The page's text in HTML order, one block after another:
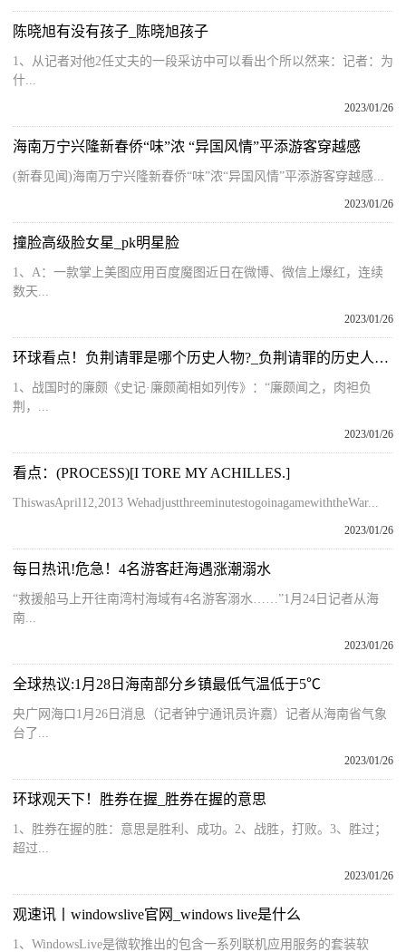
陈晓旭有没有孩子_陈晓旭孩子
1、从记者对他2任丈夫的一段采访中可以看出个所以然来：记者：为
什...
2023/01/26
海南万宁兴隆新春侨“味”浓 “异国风情”平添游客穿越感
(新春见闻)海南万宁兴隆新春侨“味”浓“异国风情”平添游客穿越感...
2023/01/26
撞脸高级脸女星_pk明星脸
1、A：一款掌上美图应用百度魔图近日在微博、微信上爆红，连续
数天...
2023/01/26
环球看点！负荆请罪是哪个历史人物?_负荆请罪的历史人物是谁
1、战国时的廉颇《史记·廉颇蔺相如列传》：“廉颇闻之，肉袒负
荆，...
2023/01/26
看点：(PROCESS)[I TORE MY ACHILLES.]
ThiswasApril12,2013 WehadjustthreeminutestogoinagamewiththeWar...
2023/01/26
每日热讯!危急！4名游客赶海遇涨潮溺水
“救援船马上开往南湾村海域有4名游客溺水……”1月24日记者从海
南...
2023/01/26
全球热议:1月28日海南部分乡镇最低气温低于5℃
央广网海口1月26日消息（记者钟宁通讯员许嘉）记者从海南省气象
台了...
2023/01/26
环球观天下！胜券在握_胜券在握的意思
1、胜券在握的胜：意思是胜利、成功。2、战胜，打败。3、胜过；
超过...
2023/01/26
观速讯丨windowslive官网_windows live是什么
1、WindowsLive是微软推出的包含一系列联机应用服务的套装软